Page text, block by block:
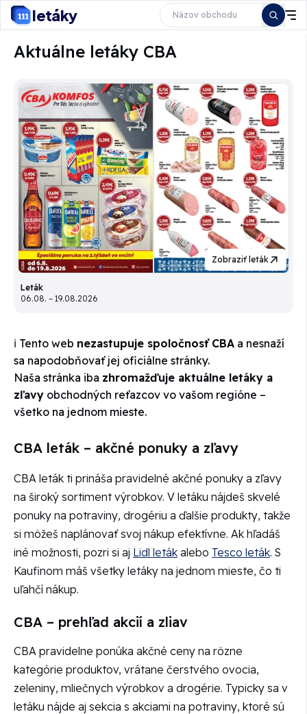
letáky
Aktuálne letáky CBA
Zobraziť leták
Leták
06.08. – 19.08.2026
ℹ️ Tento web nezastupuje spoločnosť CBA a nesnaží
sa napodobňovať jej oficiálne stránky.
Naša stránka iba zhromažďuje aktuálne letáky a
zľavy obchodných reťazcov vo vašom regióne –
všetko na jednom mieste.
CBA leták – akčné ponuky a zľavy
CBA leták ti prináša pravidelné akčné ponuky a zľavy
na široký sortiment výrobkov. V letáku nájdeš skvelé
ponuky na potraviny, drogériu a ďalšie produkty, takže
si môžeš naplánovať svoj nákup efektívne. Ak hľadáš
iné možnosti, pozri si aj Lidl leták alebo Tesco leták. S
Kaufinom máš všetky letáky na jednom mieste, čo ti
uľahčí nákup.
CBA – prehľad akcií a zliav
CBA pravidelne ponúka akčné ceny na rôzne
kategórie produktov, vrátane čerstvého ovocia,
zeleniny, mliečnych výrobkov a drogérie. Typicky sa v
letáku nájde aj sekcia s akciami na potraviny, ktoré sú